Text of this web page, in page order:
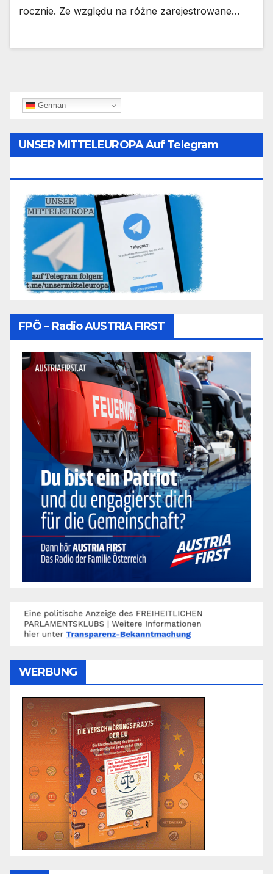
rocznie. Ze względu na różne zarejestrowane…
German
UNSER MITTELEUROPA Auf Telegram
FPÖ – Radio AUSTRIA FIRST
WERBUNG